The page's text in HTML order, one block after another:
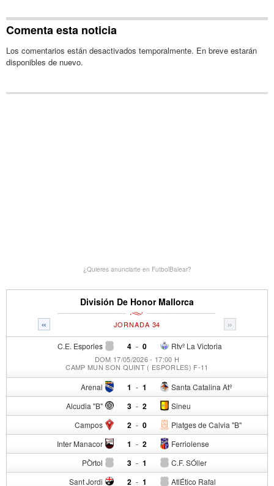
Comenta esta noticia
Los comentarios están desactivados temporalmente. En breve estarán
disponibles de nuevo.
¿Quieres anunciarte en FutbolBalear?
División De Honor Mallorca
« »
JORNADA 34
C.E. Esporles 4 - Rtvº La Victoria
0
DOM 17/05/2026 - 17:00 H
CAMP MUN SON QUINT ( ESPORLES) F-11
Arenal 1 - Santa Catalina Atº
1
Alcudia "B" 3 - Sineu
2
Campos 2 - Platges de Calvia "B"
0
Inter Manacor 1 - Ferriolense
2
PÒrtol 3 - C.F. SÓller
1
Sant Jordi 2 - AtlÉtico Rafal
1